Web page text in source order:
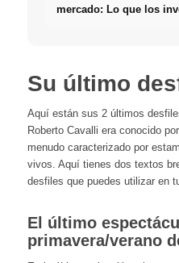
mercado: Lo que los
Su último
Aquí están sus 2 últimos
Roberto Cavalli era conocido
menudo caracterizado por
vivos. Aquí tienes dos textos
desfiles que puedes utilizar en
El último
primavera/verano